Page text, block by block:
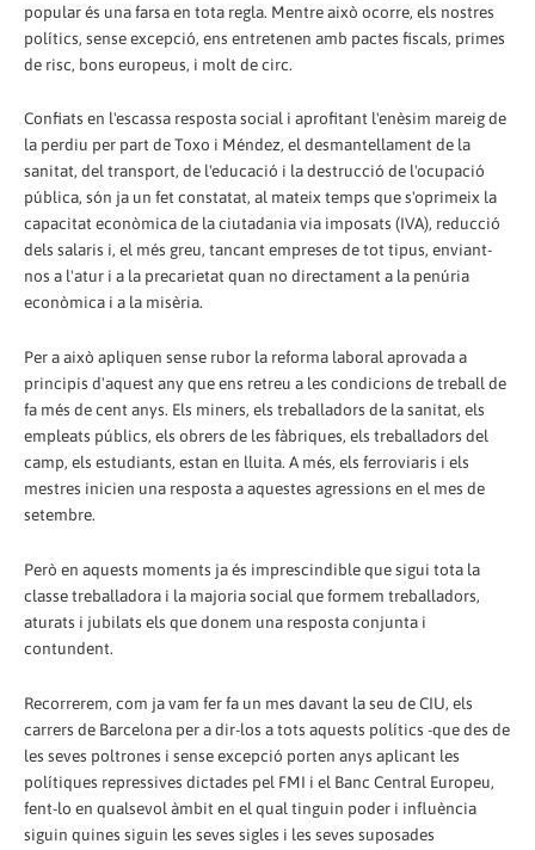
popular és una farsa en tota regla. Mentre això ocorre, els nostres
polítics, sense excepció, ens entretenen amb pactes fiscals, primes
de risc, bons europeus, i molt de circ.
Confiats en l'escassa resposta social i aprofitant l'enèsim mareig de
la perdiu per part de Toxo i Méndez, el desmantellament de la
sanitat, del transport, de l'educació i la destrucció de l'ocupació
pública, són ja un fet constatat, al mateix temps que s'oprimeix la
capacitat econòmica de la ciutadania via imposats (IVA), reducció
dels salaris i, el més greu, tancant empreses de tot tipus, enviant-
nos a l'atur i a la precarietat quan no directament a la penúria
econòmica i a la misèria.
Per a això apliquen sense rubor la reforma laboral aprovada a
principis d'aquest any que ens retreu a les condicions de treball de
fa més de cent anys. Els miners, els treballadors de la sanitat, els
empleats públics, els obrers de les fàbriques, els treballadors del
camp, els estudiants, estan en lluita. A més, els ferroviaris i els
mestres inicien una resposta a aquestes agressions en el mes de
setembre.
Però en aquests moments ja és imprescindible que sigui tota la
classe treballadora i la majoria social que formem treballadors,
aturats i jubilats els que donem una resposta conjunta i
contundent.
Recorrerem, com ja vam fer fa un mes davant la seu de CIU, els
carrers de Barcelona per a dir-los a tots aquests polítics -que des de
les seves poltrones i sense excepció porten anys aplicant les
polítiques repressives dictades pel FMI i el Banc Central Europeu,
fent-lo en qualsevol àmbit en el qual tinguin poder i influència
siguin quines siguin les seves sigles i les seves suposades